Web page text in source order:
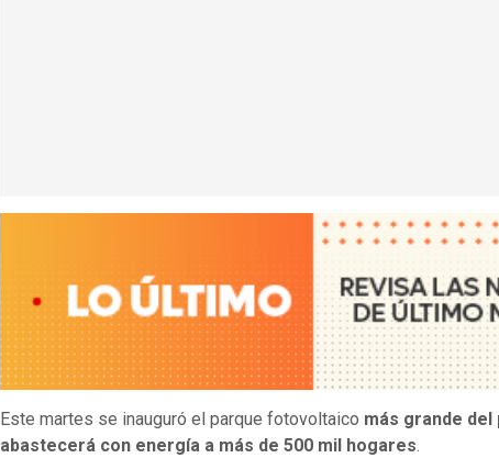
Este martes se inauguró el parque fotovoltaico más grande del
abastecerá con energía a más de 500 mil hogares.